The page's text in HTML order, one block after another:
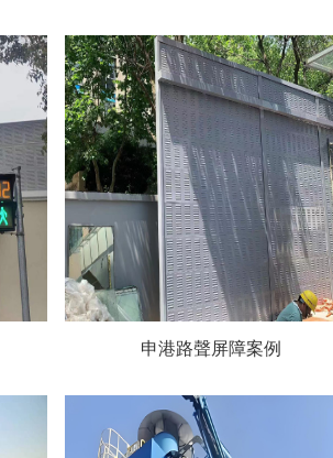
申港路聲屏障案例